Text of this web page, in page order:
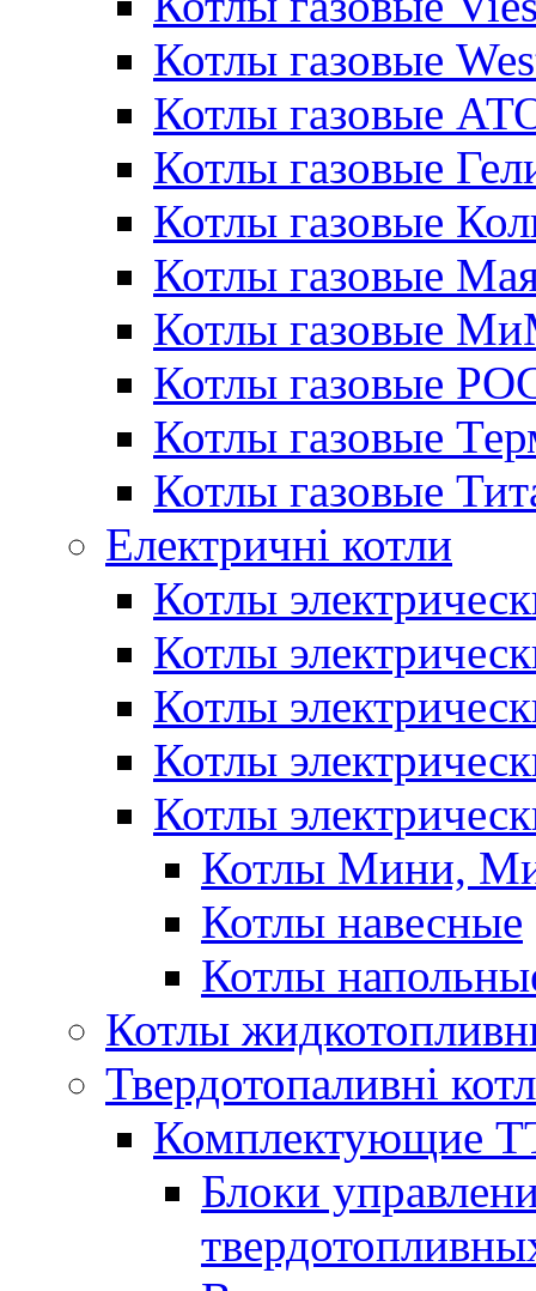
Котлы газовые
Котлы газовые
Котлы газовые
Котлы газовые
Котлы газовые
Котлы газовые
Котлы газовые
Котлы газовые
Котлы газовые
Електричні котли
Котлы
Котлы
Котлы
Котлы
Котлы
Котлы Мини,
Котлы навесные
Котлы
Котлы
Твердотопаливні
Комплектующие
Блоки